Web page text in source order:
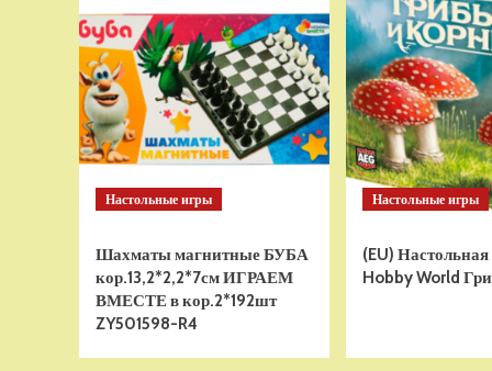
Настольные игры
Шахматы магнитные БУБА
кор.13,2*2,2*7см ИГРАЕМ
ВМЕСТЕ в кор.2*192шт
ZY501598-R4
Настольные игры
(EU) Настольная
Hobby World